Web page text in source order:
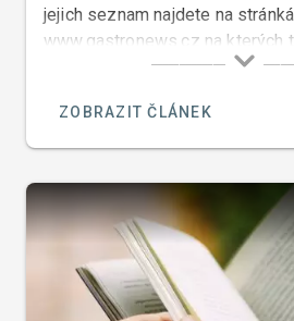
jejich seznam najdete na
www.gastronews.cz na kterých
jejich šéfredaktor pan Jiří
ZOBRAZIT ČLÁNEK